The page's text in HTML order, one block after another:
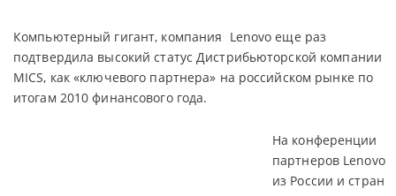
Компьютерный гигант, компания Lenovo еще раз
подтвердила высокий статус Дистрибьюторской компании
MICS, как «ключевого партнера» на российском рынке по
итогам 2010 финансового года.
На конференции
партнеров Lenovo
из России и стран